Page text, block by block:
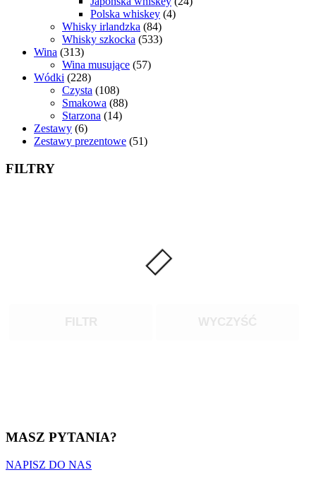
Polska whiskey 44
Whisky irlandzka 8484
produkty
Whisky szkocka 533533
Wina 313313
produktów
Wina musujące 5757
Wódki 228228
produktów
Czysta 108108
produktów
Smakowa 8888
Starzona 1414
Zestawy 66
produktów
Zestawy prezentowe 5151
FILTRY
MASZ PYTANIA?
NAPISZ DO NAS